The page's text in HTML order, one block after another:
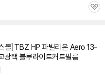
관
몰]TBZ HP 파빌리온 Aero 13-
광택 블루라이트커트필름